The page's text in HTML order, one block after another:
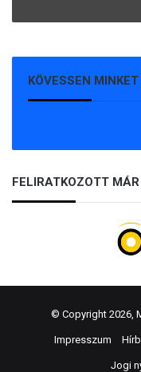
KÖVESSEN
FELIRATKOZOTT
© Copyright 2026,
Impresszum
Jogi